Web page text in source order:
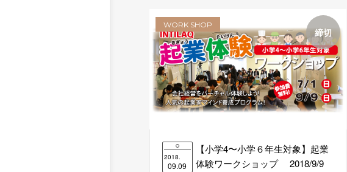
締切
2018.
09.09
【小学4〜小学６年生対象】起業
体験ワークショップ 2018/9/9
WORK SHOP